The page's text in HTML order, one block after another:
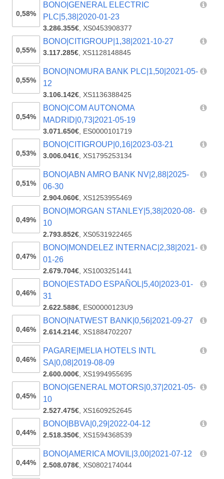
0,58%
BONO|GENERAL ELECTRIC
PLC|5,38|2020-01-23
3.286.355€,XS0453908377
0,55%
BONO|CITIGROUP|1,38|2021-10-27
3.117.285€,XS1128148845
0,55%
BONO|NOMURA BANK PLC|1,50|2021-05-
12
3.106.142€,XS1136388425
0,54%
BONO|COM AUTONOMA
MADRID|0,73|2021-05-19
3.071.650€, ES0000101719
0,53%
BONO|CITIGROUP|0,16|2023-03-21
3.006.041€,XS1795253134
0,51%
BONO|ABN AMRO BANK NV|2,88|2025-
06-30
2.904.060€,XS1253955469
0,49%
BONO|MORGAN STANLEY|5,38|2020-08-
10
2.793.852€,XS0531922465
0,47%
BONO|MONDELEZ INTERNAC|2,38|2021-
01-26
2.679.704€,XS1003251441
0,46%
BONO|ESTADO ESPAÑOL|5,40|2023-01-
31
2.622.588€, ES00000123U9
0,46%
BONO|NATWEST BANK|0,56|2021-09-27
2.614.214€,XS1884702207
0,46%
PAGARE|MELIA HOTELS INTL
SA|0,08|2019-08-09
2.600.000€,XS1994955695
0,45%
BONO|GENERAL MOTORS|0,37|2021-05-
10
2.527.475€,XS1609252645
0,44%
BONO|BBVA|0,29|2022-04-12
2.518.350€,XS1594368539
0,44%
BONO|AMERICA MOVIL|3,00|2021-07-12
2.508.078€,XS0802174044